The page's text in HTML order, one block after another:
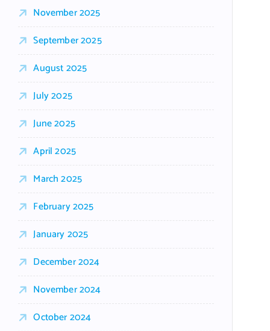
November 2025
September 2025
August 2025
July 2025
June 2025
April 2025
March 2025
February 2025
January 2025
December 2024
November 2024
October 2024